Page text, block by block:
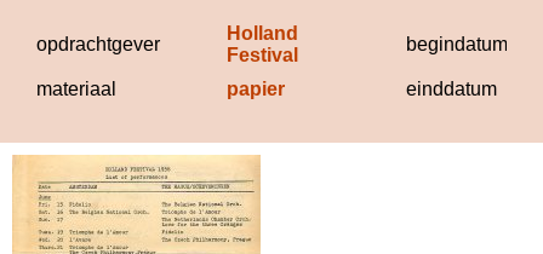
opdrachtgever
Holland
Festival
begindatum
materiaal papier einddatum